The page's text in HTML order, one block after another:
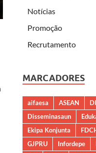
Notícias
Promoção
Recrutamento
MARCADORES
aifaesa ASEAN
Disseminasaun
Ekipa Konjunta
GJPRU
Infordepe